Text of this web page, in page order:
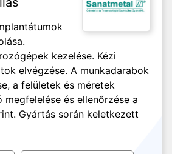
kezelése. Kézi
elvégzése. A munkadarabok
a felületek és méretek
megfelelése és ellenőrzése a
Gyártás során keletkezett